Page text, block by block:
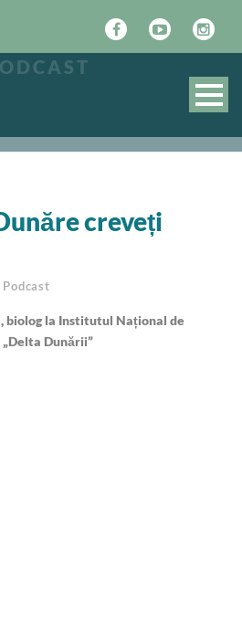
creveți
Podcast
biolog la Institutul Național de
Dunării”